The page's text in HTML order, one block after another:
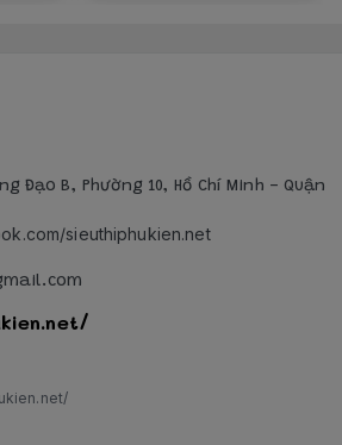
Đạo B, Phường 10, Hồ Chí Minh - Quận
sieuthiphukien.net